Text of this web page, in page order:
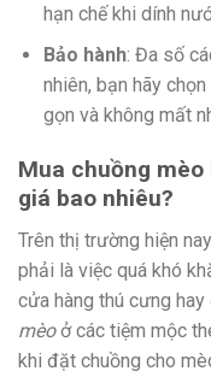
hạn chế khi dính
Bảo hành: Đa số
nhiên, bạn hãy
gọn và không mất
Mua chuồng
giá bao nhiêu?
Trên thị trường hiện
phải là việc quá khó
cửa hàng thú cưng
mèoở các tiệm mộc
khi đặt chuồng cho